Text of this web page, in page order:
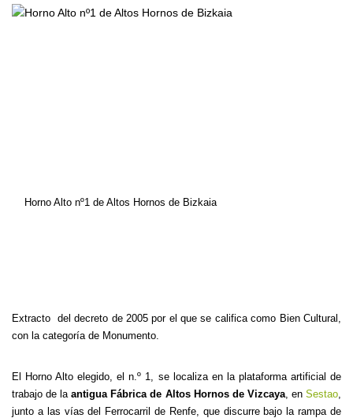
Horno Alto nº1 de Altos Hornos de Bizkaia
Extracto del decreto de 2005 por el que se califica como Bien Cultural,
con la categoría de Monumento.
El Horno Alto elegido, el n.º 1, se localiza en la plataforma artificial de
trabajo de laantigua Fábrica de Altos Hornos de Vizcaya, enSestao,
junto a las vías del Ferrocarril de Renfe, que discurre bajo la rampa de